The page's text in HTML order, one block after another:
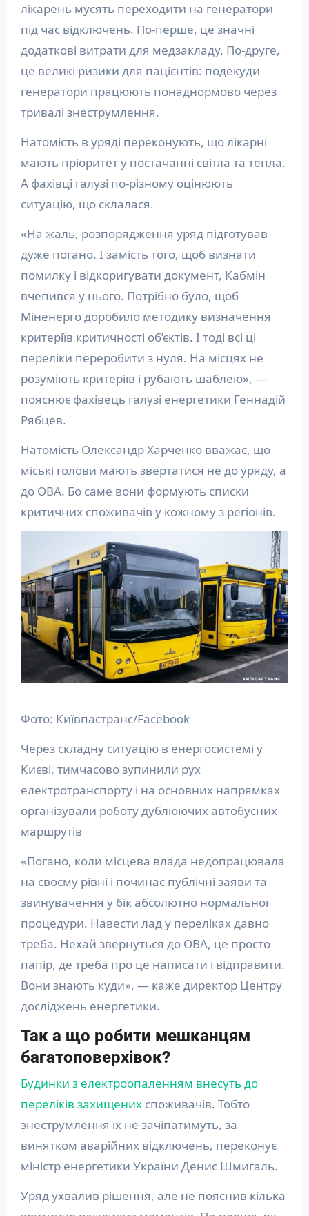
лікарень мусять переходити на генератори
під час відключень. По-перше, це значні
додаткові витрати для медзакладу. По-друге,
це великі ризики для пацієнтів: подекуди
генератори працюють понаднормово через
тривалі знеструмлення.
Натомість в уряді переконують, що лікарні
мають пріоритет у постачанні світла та тепла.
А фахівці галузі по-різному оцінюють
ситуацію, що склалася.
«На жаль, розпорядження уряд підготував
дуже погано. І замість того, щоб визнати
помилку і відкоригувати документ, Кабмін
вчепився у нього. Потрібно було, щоб
Міненерго доробило методику визначення
критеріїв критичності об’єктів. І тоді всі ці
переліки переробити з нуля. На місцях не
розуміють критеріїв і рубають шаблею», —
пояснює фахівець галузі енергетики Геннадій
Рябцев.
Натомість Олександр Харченко вважає, що
міські голови мають звертатися не до уряду, а
до ОВА. Бо саме вони формують списки
критичних споживачів у кожному з регіонів.
Фото: Київпастранс/Facebook
Через складну ситуацію в енергосистемі у
Києві, тимчасово зупинили рух
електротранспорту і на основних напрямках
організували роботу дублюючих автобусних
маршрутів
«Погано, коли місцева влада недопрацювала
на своєму рівні і починає публічні заяви та
звинувачення у бік абсолютно нормальної
процедури. Навести лад у переліках давно
треба. Нехай звернуться до ОВА, це просто
папір, де треба про це написати і відправити.
Вони знають куди», — каже директор Центру
досліджень енергетики.
Так а що робити мешканцям
багатоповерхівок?
Будинки з електроопаленням внесуть до
переліків захищенихспоживачів. Тобто
знеструмлення їх не зачіпатимуть, за
винятком аварійних відключень, переконує
міністр енергетики України Денис Шмигаль.
Уряд ухвалив рішення, але не пояснив кілька